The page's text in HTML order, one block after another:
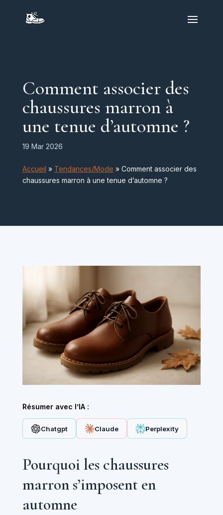
Comment associer des
chaussures marron à
une tenue d’automne ?
19 Mar 2026
Accueil » Tendances/Mode » Comment associer des
chaussures marron à une tenue d’automne ?
Résumer avec l’IA :
Chatgpt Claude Perplexity
Pourquoi les chaussures
marron s’imposent en
automne